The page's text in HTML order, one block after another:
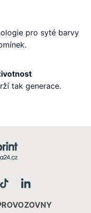
pro syté barvy
tak generace.